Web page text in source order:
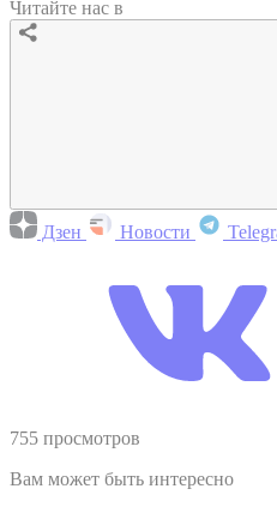
Читайте нас в
Дзен Новости
755 просмотров
Вам может быть интересно